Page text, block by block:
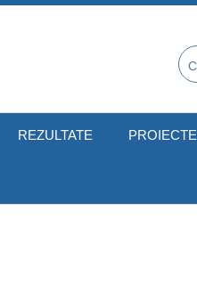
REZULTATE PROIECTE